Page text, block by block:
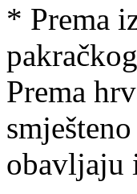
* Prema
Prema
obavljaju